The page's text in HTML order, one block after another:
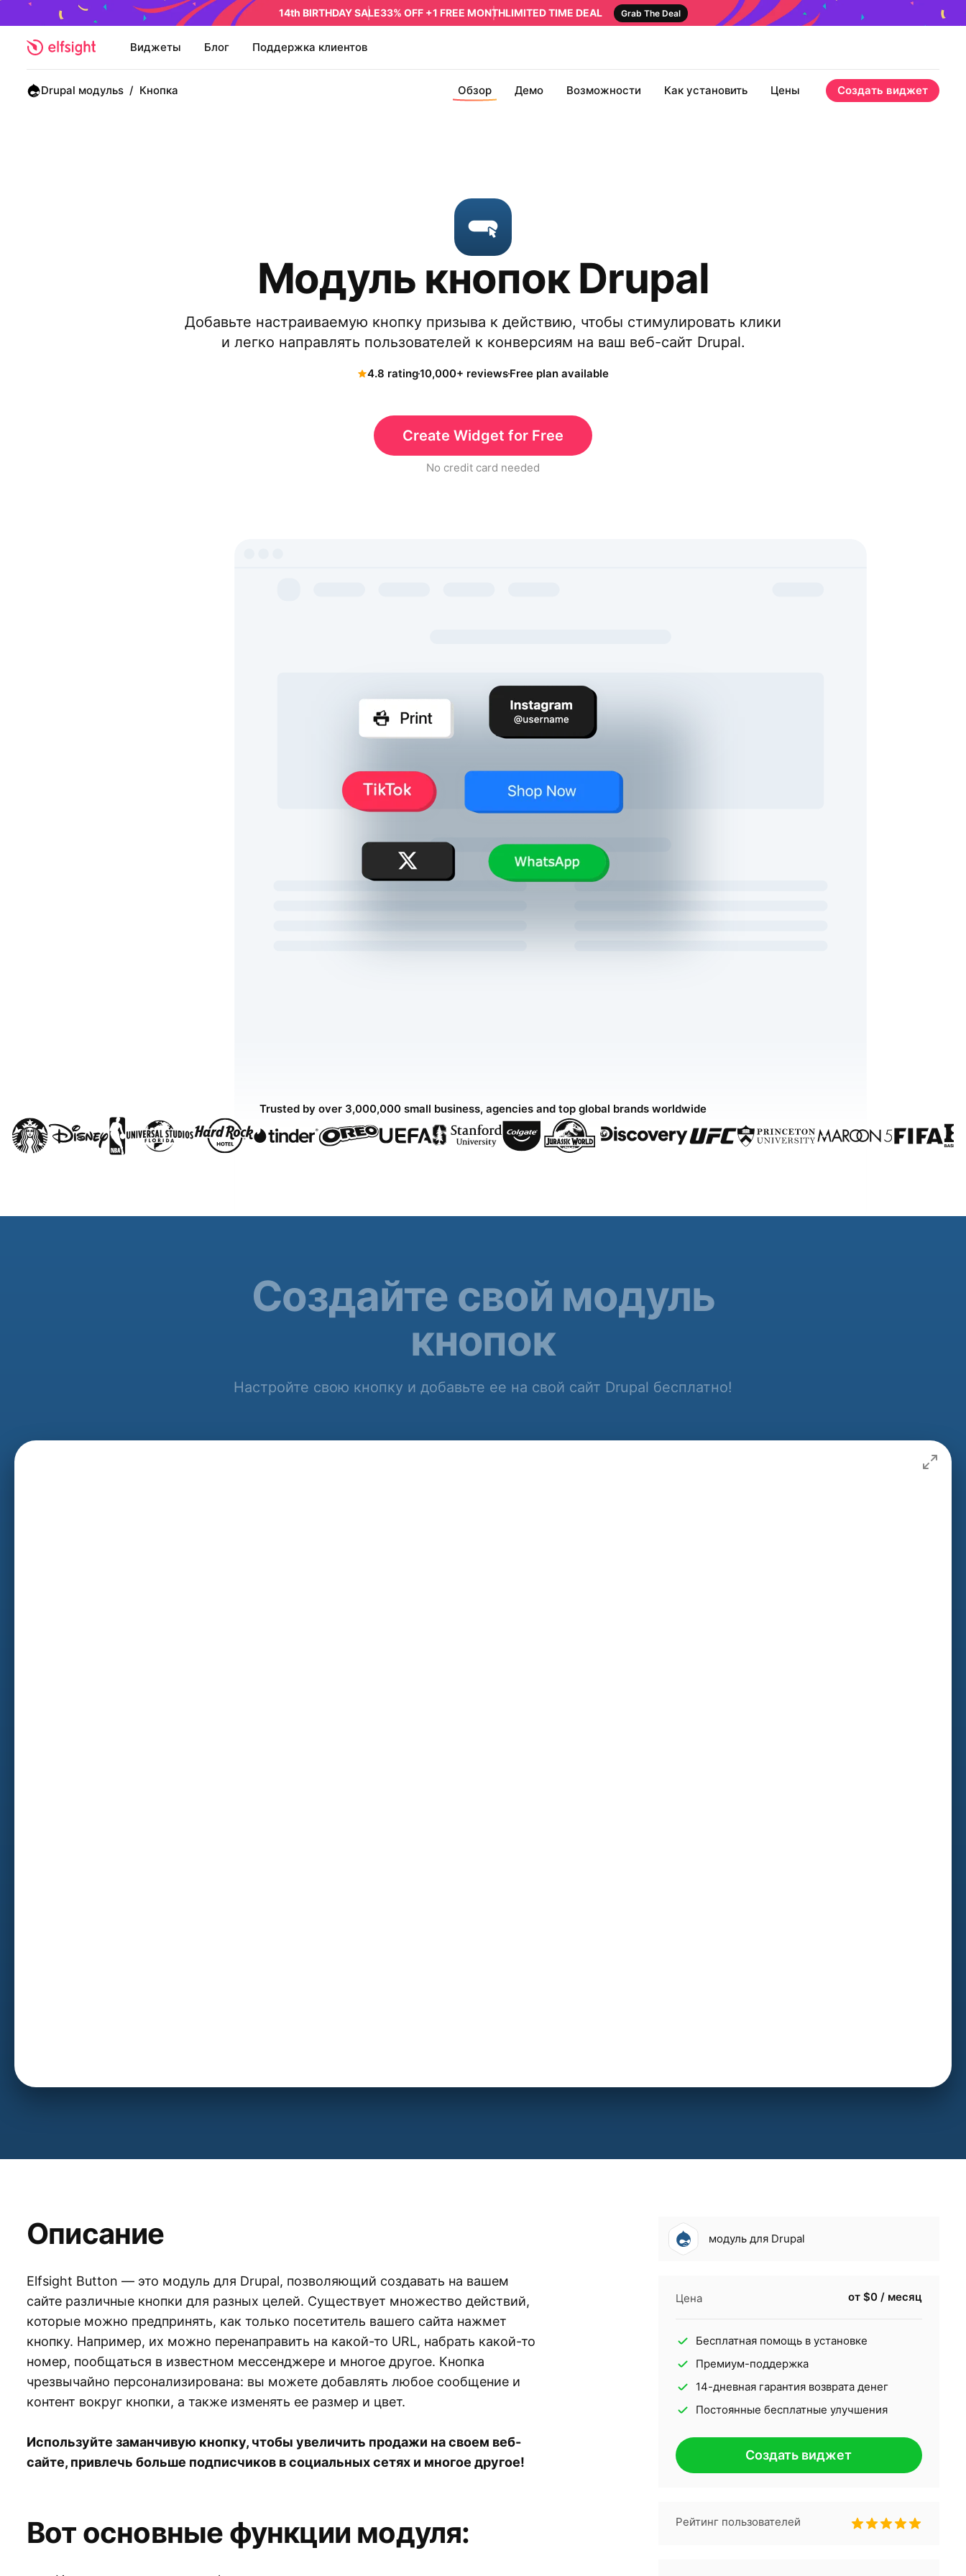
14th BIRTHDAY SALE33% OFF +1 FREE MONTHLIMITED TIME DEAL Grab The Deal
Виджеты Блог Поддержка клиентов
Drupal модульs / Кнопка Обзор Демо Возможности Как установить Цены Создать виджет
Модуль кнопок Drupal
Добавьте настраиваемую кнопку призыва к действию, чтобы стимулировать клики
и легко направлять пользователей к конверсиям на ваш веб-сайт Drupal.
4.8 rating10,000+ reviewsFree plan available
Create Widget for Free
No credit card needed
Trusted by over 3,000,000 small business, agencies and top global brands worldwide
Создайте свой модуль
кнопок
Настройте свою кнопку и добавьте ее на свой сайт Drupal бесплатно!
Описание
Elfsight Button — это модуль для Drupal, позволяющий создавать на вашем
сайте различные кнопки для разных целей. Существует множество действий,
которые можно предпринять, как только посетитель вашего сайта нажмет
кнопку. Например, их можно перенаправить на какой-то URL, набрать какой-то
номер, пообщаться в известном мессенджере и многое другое. Кнопка
чрезвычайно персонализирована: вы можете добавлять любое сообщение и
контент вокруг кнопки, а также изменять ее размер и цвет.
Используйте заманчивую кнопку, чтобы увеличить продажи на своем веб-
сайте, привлечь больше подписчиков в социальных сетях и многое другое!
Вот основные функции модуля:
модуль для Drupal
Цена от $0 / месяц
Бесплатная помощь в установке
Премиум-поддержка
14-дневная гарантия возврата денег
Постоянные бесплатные улучшения
Создать виджет
Рейтинг пользователей